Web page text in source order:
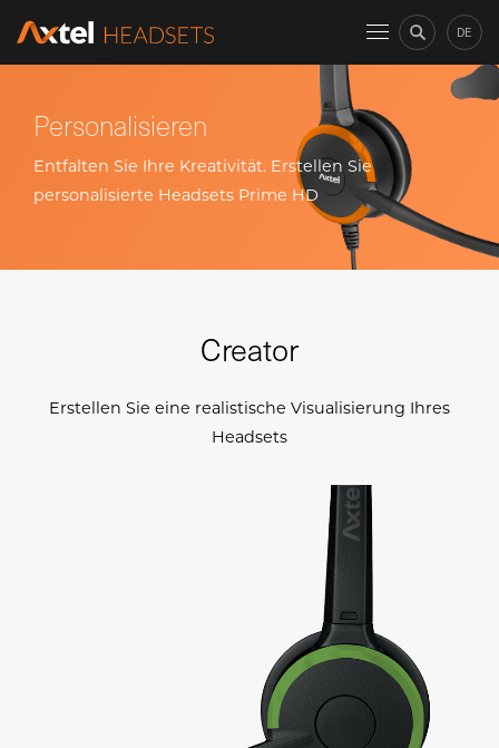
DE
Personalisieren
Entfalten Sie Ihre Kreativität. Erstellen Sie
personalisierte Headsets Prime HD
Creator
Erstellen Sie eine realistische Visualisierung Ihres
Headsets